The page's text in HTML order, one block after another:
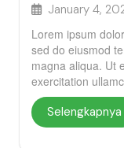
January 4,
Lorem ipsum
sed do eiusmod
magna aliqua. Ut
exercitation
Selengkapnya